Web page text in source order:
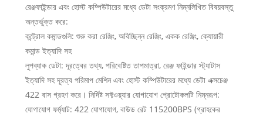
রেঞ্জফাইন্ডার এবং হোস্ট কম্পিউটারের মধ্যে ডেটা সংক্রমণ নিম্নলিখিত বিষয়বস্তু
অন্তর্ভুক্ত করে:
কন্ট্রোল কমান্ডগুলি: শুরু করা রেঞ্জিং, অবিচ্ছিন্ন রেঞ্জিং, একক রেঞ্জিং, ক্যোয়ারী
কমান্ড ইত্যাদি সহ
লুপব্যাক ডেটা: দূরত্বের তথ্য, পরিবেষ্টিত তাপমাত্রা, রেঞ্জ ফাইন্ডার স্ট্যাটাস
ইত্যাদি সহ দূরত্ব পরিমাপ মেশিন এবং হোস্ট কম্পিউটারের মধ্যে ডেটা এক্সচেঞ্জ
422 বাস গ্রহণ করে। নির্দিষ্ট সফ্টওয়্যার যোগাযোগ প্রোটোকলটি নিম্নরূপ:
যোগাযোগ ফর্ম্যাট: 422 যোগাযোগ, বাউড রেট 115200BPS (গ্রাহকের